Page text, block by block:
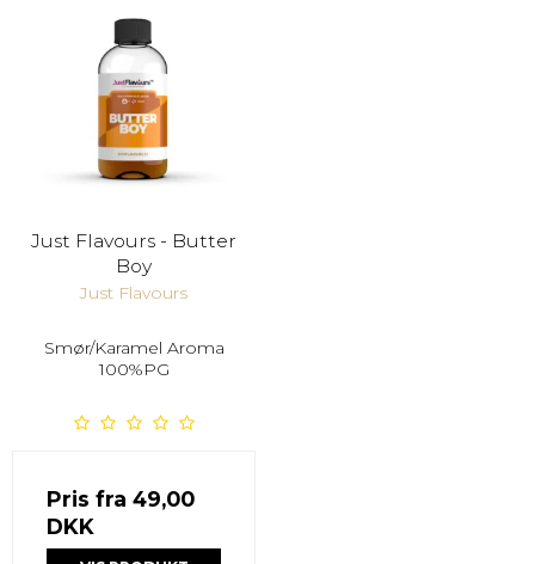
Just Flavours - Butter
Boy
Just Flavours
Smør/Karamel Aroma
100%PG
Pris fra 49,00
DKK